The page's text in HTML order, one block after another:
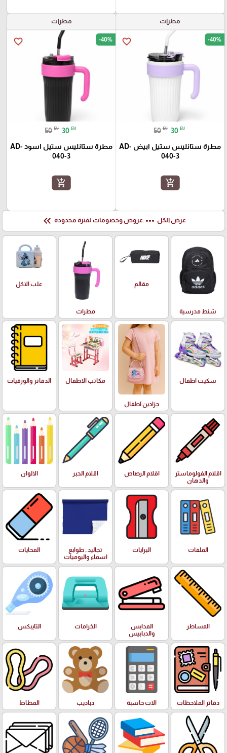
مطرات
favorite_border -40%
50 ₪ 30 ₪
مطرة ستانليس ستيل ابيض AD-
040-3
add_shopping_cart
مطرات
favorite_border -40%
50 ₪ 30 ₪
مطرة ستانليس ستيل اسود AD-
040-3
add_shopping_cart
عرض الكل more_horiz عروض وخصومات لفترة محدودة keyboard_double_arrow_left
شنط مدرسية
مقالم
مطرات
علب الاكل
سكيت اطفال
جزادين اطفال
مكاتب الاطفال الدفاتر والورقيات
اقلام الفولوماستر
والدهان
اقلام الرصاص اقلام الحبر الالوان
الملفات البرايات
تجاليد , طوابع
اسماء واليوميات
المحايات
المساطر
المدابس
والدبابيس
الخرامات التايبكس
دفاتر الملاحظات الات حاسبة دباديب المطاط